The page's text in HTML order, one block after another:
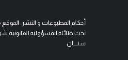
أحكام المطبوعات و النشر:
تحت طائلة المسؤولية القانونية
سنــــان